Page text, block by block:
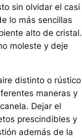
sin olvidar el casi
lo más sencillas
alto de cristal.
moleste y deje
distinto o rústico
maneras y
Dejar el
prescindibles y
además de la